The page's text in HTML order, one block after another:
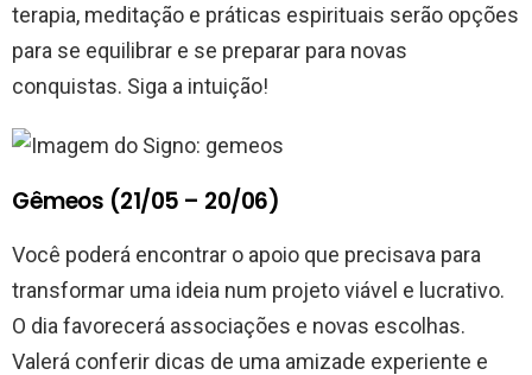
terapia, meditação e práticas espirituais serão opções
para se equilibrar e se preparar para novas
conquistas. Siga a intuição!
Gêmeos (21/05 – 20/06)
Você poderá encontrar o apoio que precisava para
transformar uma ideia num projeto viável e lucrativo.
O dia favorecerá associações e novas escolhas.
Valerá conferir dicas de uma amizade experiente e